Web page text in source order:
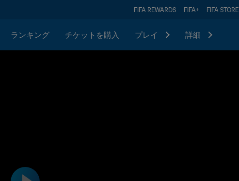
FIFA REWARDS FIFA+ FIFA STORE
ランキング チケットを購入 プレイ 詳細